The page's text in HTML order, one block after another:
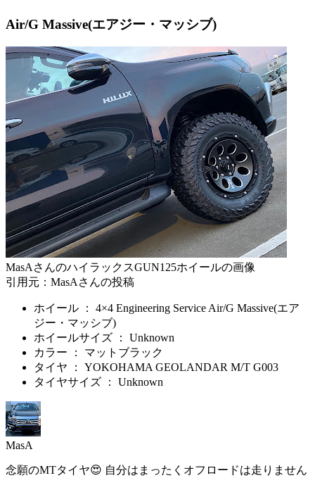
Air/G Massive(エアジー・マッシブ)
MasAさんのハイラックスGUN125ホイールの画像
引用元：MasAさんの投稿
ホイール ： 4×4 Engineering Service Air/G Massive(エア
ジー・マッシブ)
ホイールサイズ ： Unknown
カラー ： マットブラック
タイヤ ： YOKOHAMA GEOLANDAR M/T G003
タイヤサイズ ： Unknown
MasA
念願のMTタイヤ😍 自分はまったくオフロードは走りません